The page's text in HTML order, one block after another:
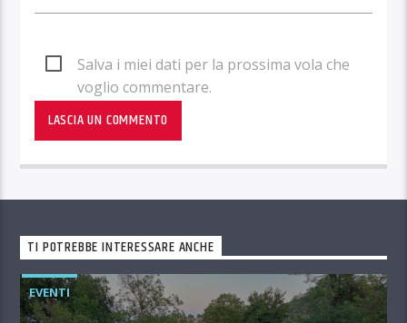
Salva i miei dati per la prossima vola che
voglio commentare.
TI POTREBBE INTERESSARE ANCHE
EVENTI